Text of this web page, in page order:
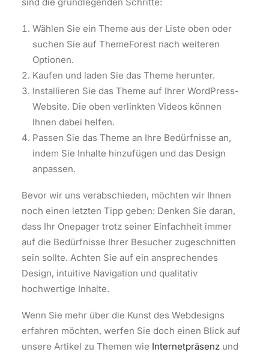
Wählen Sie ein Theme aus der Liste oben oder
suchen Sie auf ThemeForest nach weiteren
Optionen.
Kaufen und laden Sie das Theme herunter.
Installieren Sie das Theme auf Ihrer WordPress-
Website. Die oben verlinkten Videos können
Ihnen dabei helfen.
Passen Sie das Theme an Ihre Bedürfnisse an,
indem Sie Inhalte hinzufügen und das Design
anpassen.
Bevor wir uns verabschieden, möchten wir Ihnen
noch einen letzten Tipp geben: Denken Sie daran,
dass Ihr Onepager trotz seiner Einfachheit immer
auf die Bedürfnisse Ihrer Besucher zugeschnitten
sein sollte. Achten Sie auf ein ansprechendes
Design, intuitive Navigation und qualitativ
hochwertige Inhalte.
Wenn Sie mehr über die Kunst des Webdesigns
erfahren möchten, werfen Sie doch einen Blick auf
unsere Artikel zu Themen wie Internetpräsenz und